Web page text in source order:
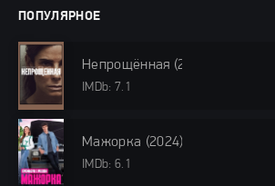
ПОПУЛЯРНОЕ
Непрощённая (2024)
IMDb: 7.1
Мажорка (2024)
IMDb: 6.1